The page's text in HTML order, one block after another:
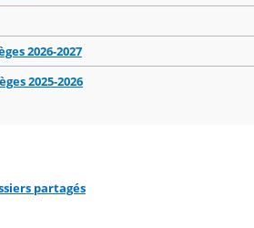
2026-2027
2025-2026
partagés